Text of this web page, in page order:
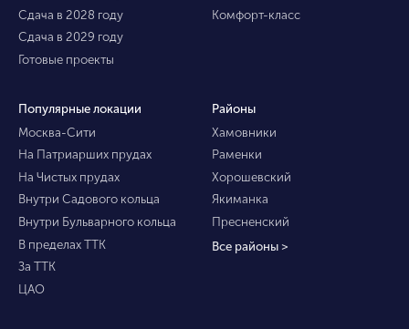
Сдача в 2028 году
Сдача в 2029 году
Готовые проекты
Комфорт-класс
Популярные локации
Москва-Сити
На Патриарших прудах
На Чистых прудах
Внутри Садового кольца
Внутри Бульварного кольца
В пределах ТТК
За ТТК
ЦАО
Районы
Хамовники
Раменки
Хорошевский
Якиманка
Пресненский
Все районы >